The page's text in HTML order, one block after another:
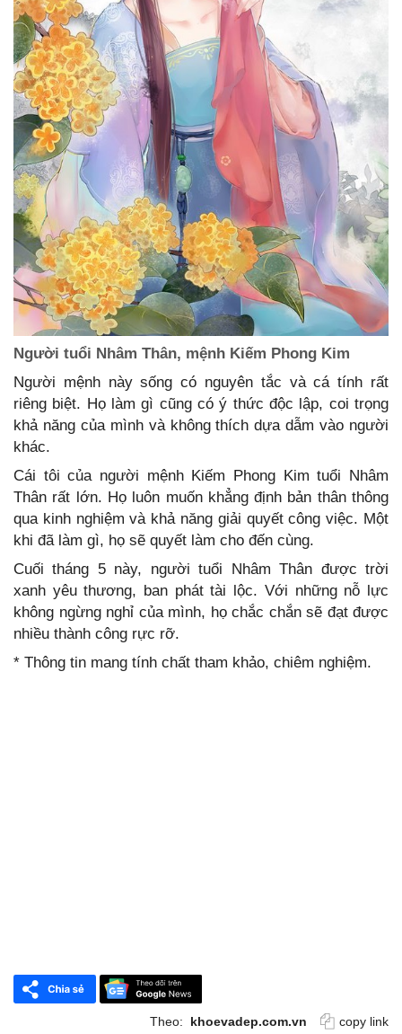
Người tuổi Nhâm Thân, mệnh Kiếm Phong Kim
Người mệnh này sống có nguyên tắc và cá tính rất
riêng biệt. Họ làm gì cũng có ý thức độc lập, coi trọng
khả năng của mình và không thích dựa dẫm vào người
khác.
Cái tôi của người mệnh Kiếm Phong Kim tuổi Nhâm
Thân rất lớn. Họ luôn muốn khẳng định bản thân thông
qua kinh nghiệm và khả năng giải quyết công việc. Một
khi đã làm gì, họ sẽ quyết làm cho đến cùng.
Cuối tháng 5 này, người tuổi Nhâm Thân được trời
xanh yêu thương, ban phát tài lộc. Với những nỗ lực
không ngừng nghỉ của mình, họ chắc chắn sẽ đạt được
nhiều thành công rực rỡ.
* Thông tin mang tính chất tham khảo, chiêm nghiệm.
Theo: khoevadep.com.vn copy link